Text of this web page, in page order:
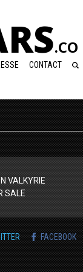
.CO
CONTACT
VALKYRIE
SALE
FACEBOOK